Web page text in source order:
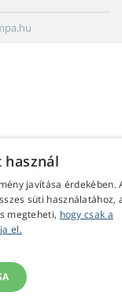
használ
javítása érdekében.
süti használatához,
megteheti, hogy csak a
el.